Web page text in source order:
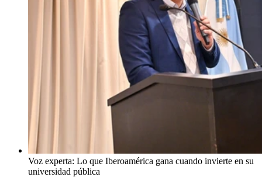
Voz experta: Lo que Iberoamérica gana cuando invierte en su
universidad pública